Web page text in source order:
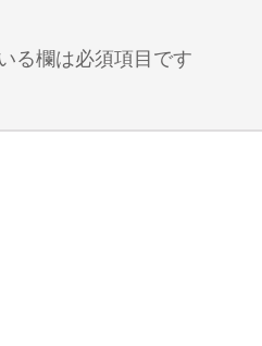
る欄は必須項目です